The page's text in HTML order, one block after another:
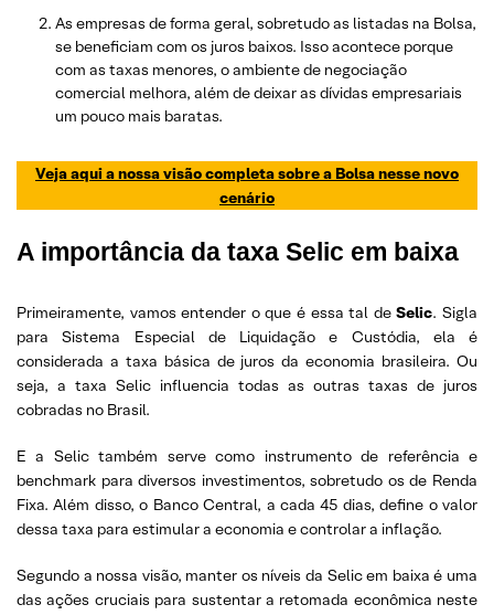
As empresas de forma geral, sobretudo as listadas na Bolsa,
se beneficiam com os juros baixos. Isso acontece porque
com as taxas menores, o ambiente de negociação
comercial melhora, além de deixar as dívidas empresariais
um pouco mais baratas.
Veja aqui a nossa visão completa sobre a Bolsa nesse novo
cenário
A importância da taxa Selic em baixa
Primeiramente, vamos entender o que é essa tal deSelic. Sigla
para Sistema Especial de Liquidação e Custódia, ela é
considerada a taxa básica de juros da economia brasileira. Ou
seja, a taxa Selic influencia todas as outras taxas de juros
cobradas no Brasil.
E a Selic também serve como instrumento de referência e
benchmark para diversos investimentos, sobretudo os de Renda
Fixa. Além disso, o Banco Central, a cada 45 dias, define o valor
dessa taxa para estimular a economia e controlar a inflação.
Segundo a nossa visão, manter os níveis da Selic em baixa é uma
das ações cruciais para sustentar a retomada econômica neste